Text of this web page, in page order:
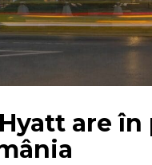
are în